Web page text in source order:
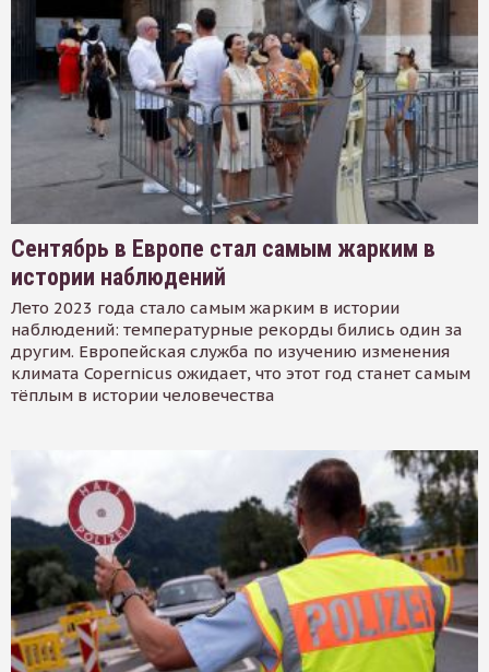
Сентябрь в Европе стал самым жарким в
истории наблюдений
Лето 2023 года стало самым жарким в истории
наблюдений: температурные рекорды бились один за
другим. Европейская служба по изучению изменения
климата Copernicus ожидает, что этот год станет самым
тёплым в истории человечества